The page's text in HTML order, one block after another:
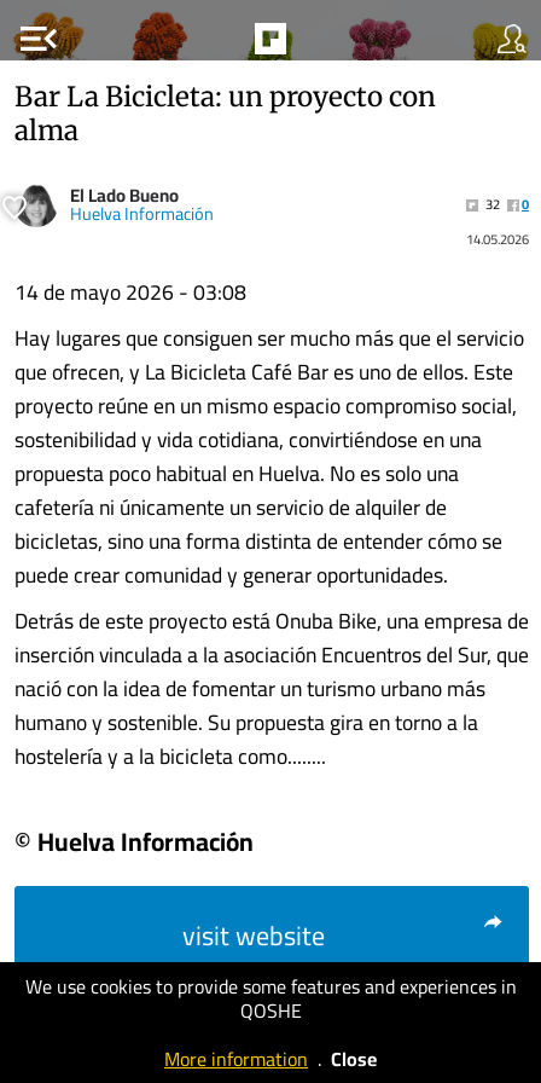
menu_open
We use cookies to provide some features and experiences in
QOSHE
More information . Close
Bar La Bicicleta: un proyecto con
alma
El Lado Bueno
Huelva Información 32
0
14.05.2026
14 de mayo 2026 - 03:08
Hay lugares que consiguen ser mucho más que el servicio
que ofrecen, y La Bicicleta Café Bar es uno de ellos. Este
proyecto reúne en un mismo espacio compromiso social,
sostenibilidad y vida cotidiana, convirtiéndose en una
propuesta poco habitual en Huelva. No es solo una
cafetería ni únicamente un servicio de alquiler de
bicicletas, sino una forma distinta de entender cómo se
puede crear comunidad y generar oportunidades.
Detrás de este proyecto está Onuba Bike, una empresa de
inserción vinculada a la asociación Encuentros del Sur, que
nació con la idea de fomentar un turismo urbano más
humano y sostenible. Su propuesta gira en torno a la
hostelería y a la bicicleta como........
© Huelva Información
visit website